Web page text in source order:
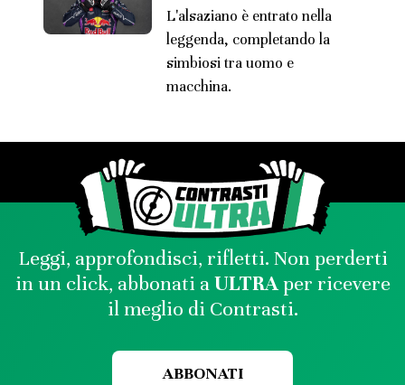
L'alsaziano è entrato nella
leggenda, completando la
simbiosi tra uomo e
macchina.
Leggi, approfondisci, rifletti. Non perderti
in un click, abbonati aULTRAper ricevere
il meglio di Contrasti.
ABBONATI